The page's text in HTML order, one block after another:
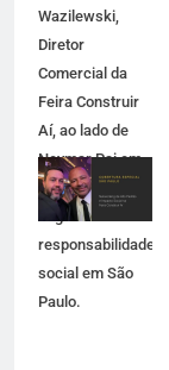
Wazilewski,
Diretor
Comercial da
Feira Construir
Aí, ao lado de
Neymar Pai em
evento de
negócios e
responsabilidade
social em São
Paulo.